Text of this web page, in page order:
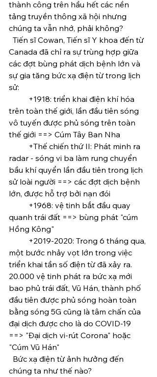
thành công trên hầu hết các nền
tảng truyền thông xã hội nhưng
chúng ta vẫn nhớ, phải không?
Canada đã chỉ ra sự trùng hợp giữa
các đợt bùng phát dịch bệnh lớn và
sự gia tăng bức xạ điện từ trong lịch
sử:
trên toàn thế giới, lần đầu tiên sóng
vô tuyến được phủ sóng trên toàn
thế giới ==> Cúm Tây Ban Nha
radar - sóng vi ba làm rung chuyển
bầu khí quyển lần đầu tiên trong lịch
sử loài người ==> các đợt dịch bệnh
lớn, được hỗ trợ bởi nạn đói
quanh trái đất ==> bùng phát "cúm
Hồng Kông"
một bước nhảy vọt lớn trong việc
triển khai tần số điện từ đã xảy ra.
20.000 vệ tinh phát ra bức xạ mới
bao phủ trái đất, Vũ Hán, thành phố
đầu tiên được phủ sóng hoàn toàn
bằng sóng 5G cũng là tâm chấn của
đại dịch được cho là do COVID-19
==> "Đại dịch vi-rút Corona" hoặc
"Cúm Vũ Hán"
chúng ta như thế nào?